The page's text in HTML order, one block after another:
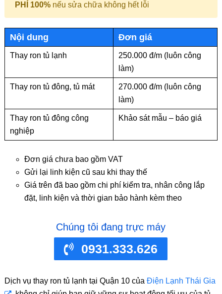
PHÍ 100%nếu sửa chữa không hết lỗi
Nội dung Đơn giá
Thay ron tủ lạnh
250.000 đ/m (luôn công
làm)
Thay ron tủ đông, tủ mát
270.000 đ/m (luôn công
làm)
Thay ron tủ đông công
nghiệp
Khảo sát mẫu – báo giá
Đơn giá chưa bao gồm VAT
Gửi lại linh kiện cũ sau khi thay thế
Giá trên đã bao gồm chi phí kiểm tra, nhân công lắp
đặt, linh kiện và thời gian bảo hành kèm theo
Chúng tôi đang trực máy
0931.333.626
Dịch vụ thay ron tủ lạnh tại Quận 10 của Điện Lạnh Thái Gia